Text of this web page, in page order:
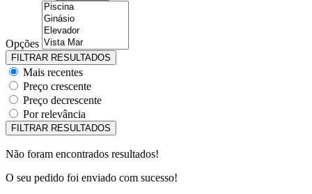
Opções
Mais recentes
Preço crescente
Preço decrescente
Por relevância
Não foram encontrados resultados!
O seu pedido foi enviado com sucesso!